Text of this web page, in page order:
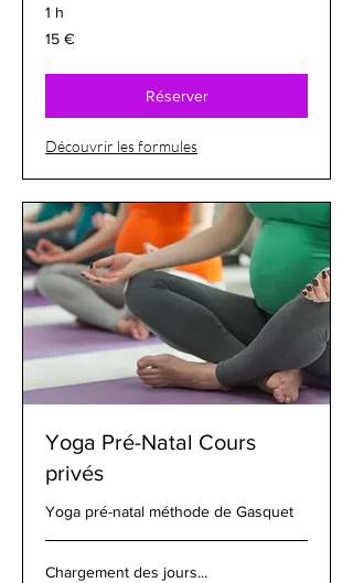
1 h
15
euros
15 €
Réserver
Découvrir les formules
Yoga Pré-Natal Cours
privés
Yoga pré-natal méthode de Gasquet
Chargement des jours...